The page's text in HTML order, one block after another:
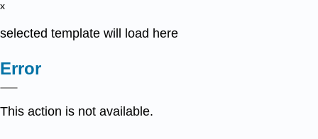
x
selected template will load here
Error
This action is not available.